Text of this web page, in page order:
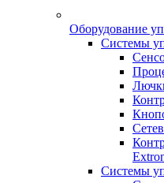
Оборудование
Системы
Системы